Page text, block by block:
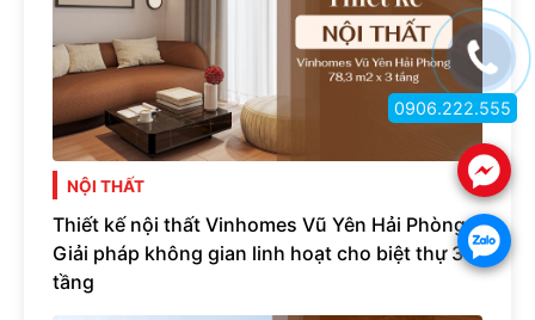
NỘI THẤT
Thiết kế nội thất Vinhomes Vũ Yên Hải Phòng -
Giải pháp không gian linh hoạt cho biệt thự 3
tầng
.
.
0906.222.555